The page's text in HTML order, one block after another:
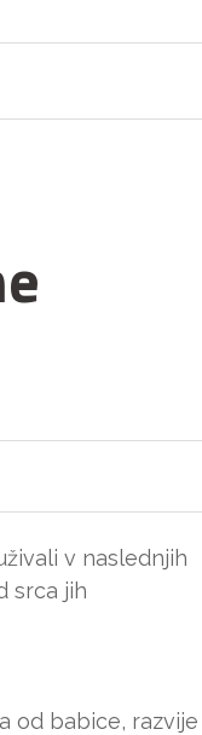
v naslednjih
srca jih
od babice, razvije